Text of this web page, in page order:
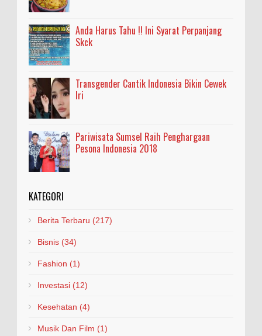
Anda Harus Tahu !! Ini Syarat Perpanjang
Skck
Transgender Cantik Indonesia Bikin Cewek
Iri
Pariwisata Sumsel Raih Penghargaan
Pesona Indonesia 2018
KATEGORI
Berita Terbaru (217)
Bisnis (34)
Fashion (1)
Investasi (12)
Kesehatan (4)
Musik Dan Film (1)